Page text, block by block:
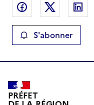
Partager sur
S'abonner
PRÉFET